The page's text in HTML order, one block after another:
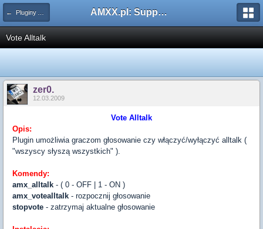
← Pluginy AMXX AMXX.pl: Support AMX Mod X i SourceMod
Vote Alltalk
zer0.
12.03.2009
Vote Alltalk
Opis:
Plugin umożliwia graczom głosowanie czy włączyć/wyłączyć alltalk (
"wszyscy słyszą wszystkich" ).
Komendy:
amx_alltalk - ( 0 - OFF | 1 - ON )
amx_votealltalk - rozpocznij głosowanie
stopvote - zatrzymaj aktualne głosowanie